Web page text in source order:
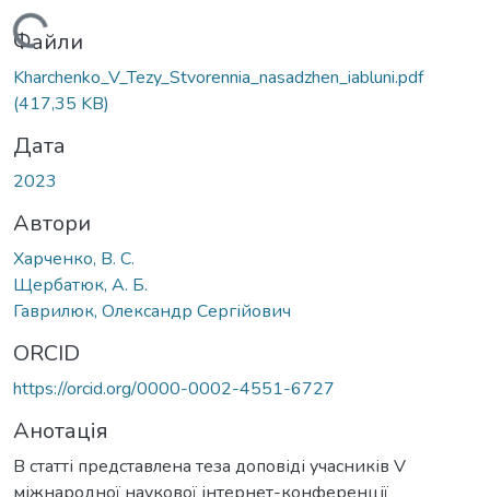
Вантажиться...
Файли
Kharchenko_V_Tezy_Stvorennia_nasadzhen_iabluni.pdf
(417,35 KB)
Дата
2023
Автори
Харченко, В. С.
Щербатюк, А. Б.
Гаврилюк, Олександр Сергійович
ORCID
https://orcid.org/0000-0002-4551-6727
Анотація
В статті представлена теза доповіді учасників V